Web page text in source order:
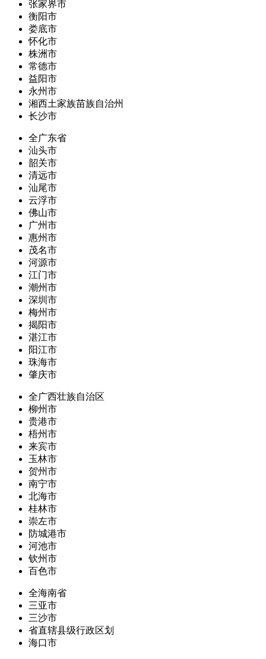
张家界市
衡阳市
娄底市
怀化市
株洲市
常德市
益阳市
永州市
湘西土家族苗族自治州
长沙市
全广东省
汕头市
韶关市
清远市
汕尾市
云浮市
佛山市
广州市
惠州市
茂名市
河源市
江门市
潮州市
深圳市
梅州市
揭阳市
湛江市
阳江市
珠海市
肇庆市
全广西壮族自治区
柳州市
贵港市
梧州市
来宾市
玉林市
贺州市
南宁市
北海市
桂林市
崇左市
防城港市
河池市
钦州市
百色市
全海南省
三亚市
三沙市
省直辖县级行政区划
海口市